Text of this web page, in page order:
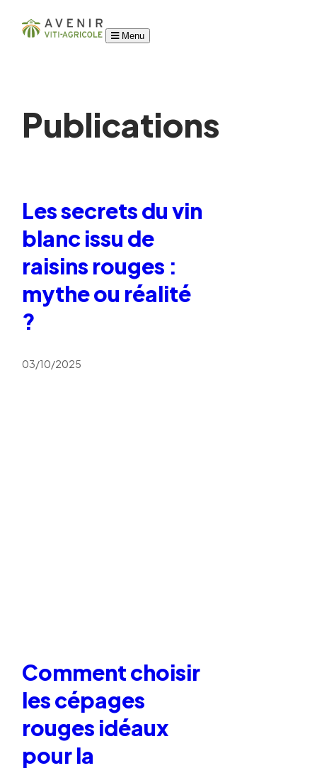
Menu
Publications
Les secrets du vin
blanc issu de
raisins rouges :
mythe ou réalité
?
03/10/2025
Comment choisir
les cépages
rouges idéaux
pour la